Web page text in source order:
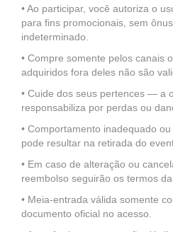
• Ao participar, você autoriza o
para fins promocionais, sem
indeterminado.
• Compre somente pelos canais
adquiridos fora deles não são
• Cuide dos seus pertences — a
responsabiliza por perdas ou
• Comportamento inadequado
pode resultar na retirada do
• Em caso de alteração ou
reembolso seguirão os termos da
• Meia-entrada válida somente
documento oficial no acesso.